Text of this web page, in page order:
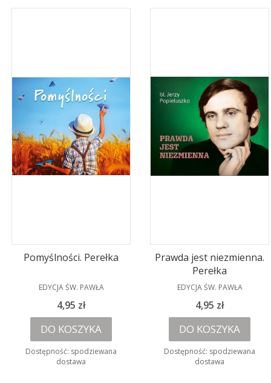
Pomyślności. Perełka
PRODUCENT
EDYCJA ŚW. PAWŁA
Cena
4,95 zł
DO KOSZYKA
Dostępność: spodziewana
dostawa
Prawda jest niezmienna.
Perełka
PRODUCENT
EDYCJA ŚW. PAWŁA
Cena
4,95 zł
DO KOSZYKA
Dostępność: spodziewana
dostawa